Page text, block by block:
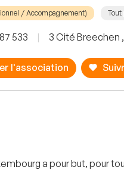
/ Accompagnement) Tout
533 | 3 Cité Breechen
l'association
a pour but,